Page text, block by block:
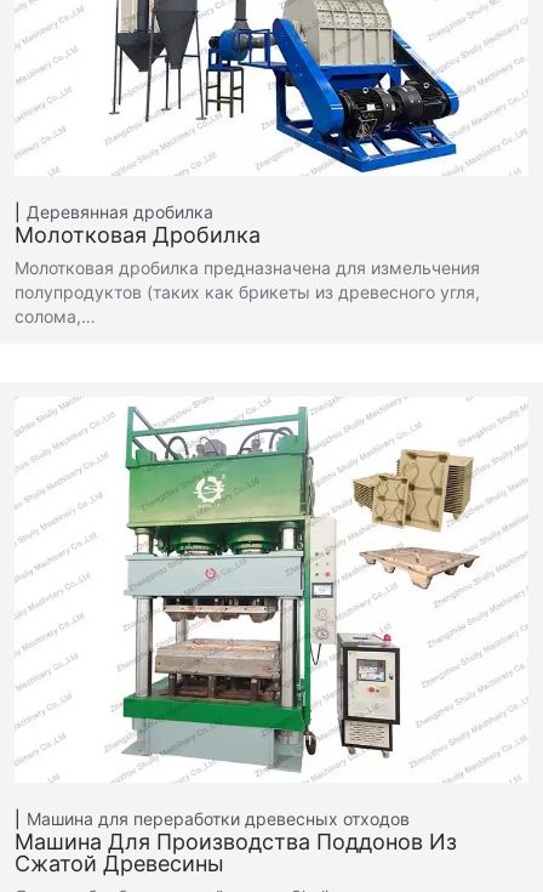
Деревянная дробилка
Молотковая Дробилка
Молотковая дробилка предназначена для измельчения
полупродуктов (таких как брикеты из древесного угля,
солома,…
Машина для переработки древесных отходов
Машина Для Производства Поддонов Из
Сжатой Древесины